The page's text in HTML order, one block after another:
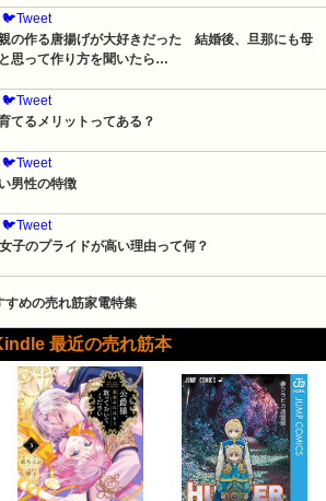
🐦Tweet
の作る唐揚げが大好きだった　結婚後、旦那にも母
思って作り方を聞いたら…
🐦Tweet
てるメリットってある？
🐦Tweet
男性の特徴
🐦Tweet
子のプライドが高い理由って何？
めの売れ筋家電特集
最近の売れ筋本